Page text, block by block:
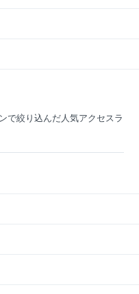
で絞り込んだ人気アクセスラ